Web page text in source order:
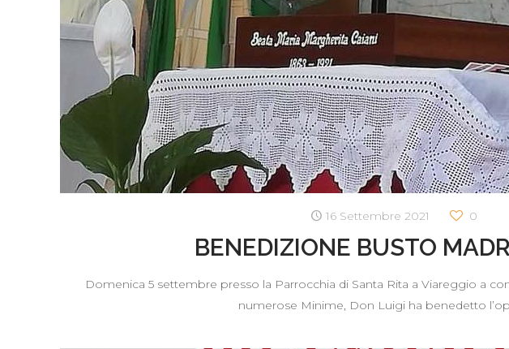
16 Settembre 2021 0
BENEDIZIONE BUSTO
Domenica 5 settembre presso la Parrocchia di Santa Rita a Viareggio a
numerose Minime, Don Luigi ha benedetto